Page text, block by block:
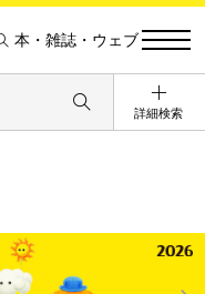
本・雑誌・ウェブ
詳細検索